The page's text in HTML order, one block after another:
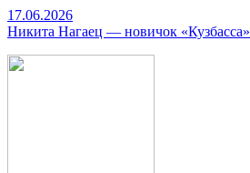
17.06.2026
Никита Нагаец — новичок «Кузбасса»